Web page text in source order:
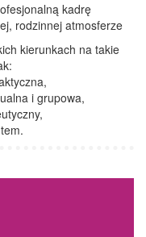
kadrę
rodzinnej atmosferze
kierunkach na takie
i grupowa,